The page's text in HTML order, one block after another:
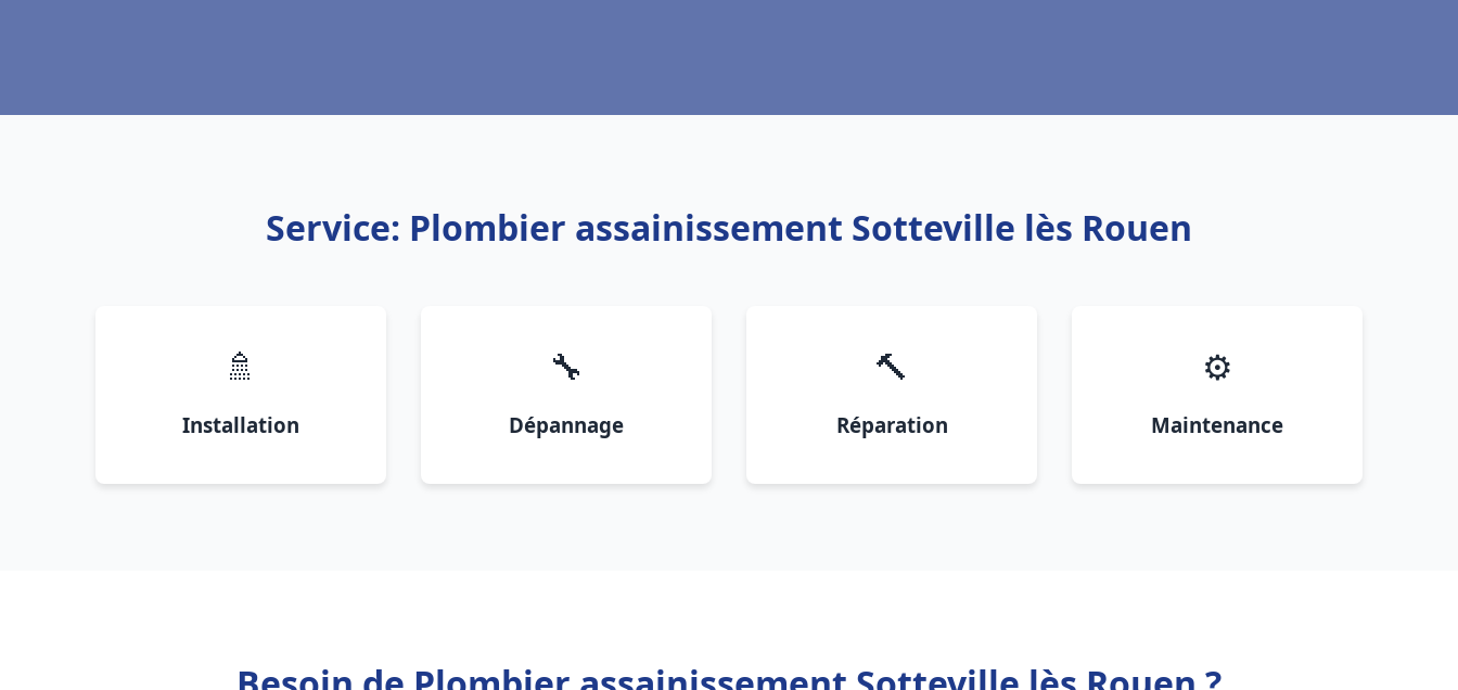
Service: Plombier assainissement Sotteville lès Rouen
🚿
Installation
🔧
Dépannage
🔨
Réparation
⚙️
Maintenance